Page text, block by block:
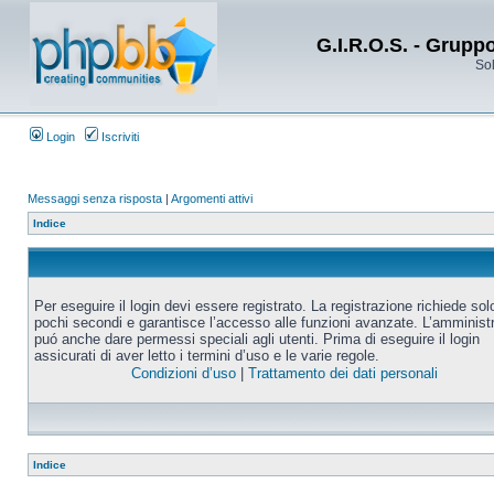
G.I.R.O.S. -
Login Iscriviti
Messaggi senza risposta | Argomenti attivi
Indice
Per eseguire il login devi essere registrato. La registrazione richiede
pochi secondi e garantisce l’accesso alle funzioni avanzate.
puó anche dare permessi speciali agli utenti. Prima di eseguire il login
assicurati di aver letto i termini d’uso e le varie regole.
Condizioni d’uso| Trattamento dei dati personali
Indice